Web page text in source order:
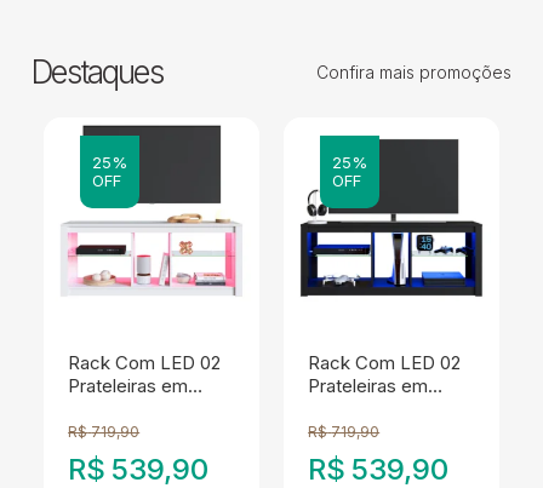
Destaques Confira mais promoções
25%
OFF
Rack Com LED 02
Prateleiras em
PRODDY
R$ 719,90
R$ 539,90
25%
OFF
Rack Com LED 02
Prateleiras em
PRODDY
R$ 719,90
R$ 539,90